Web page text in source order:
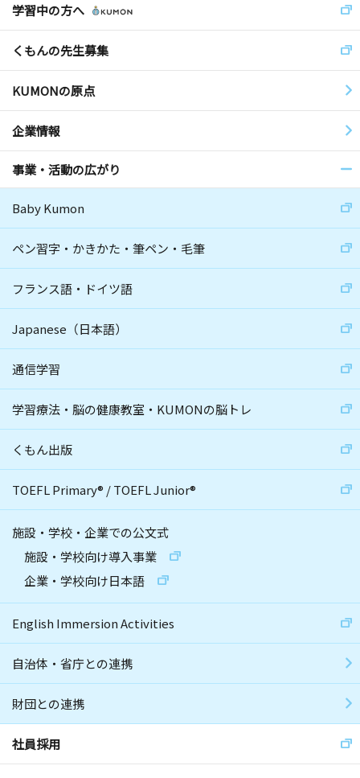
学習中の方へ
くもんの先生募集
KUMONの原点
企業情報
事業・活動の広がり
Baby Kumon
ペン習字・かきかた・筆ペン・毛筆
フランス語・ドイツ語
Japanese（日本語）
通信学習
学習療法・脳の健康教室・KUMONの脳トレ
くもん出版
TOEFL Primary® /TOEFL Junior®
施設・学校・企業での公文式
施設・学校向け導入事業
企業・学校向け日本語
English Immersion Activities
自治体・省庁との連携
財団との連携
社員採用